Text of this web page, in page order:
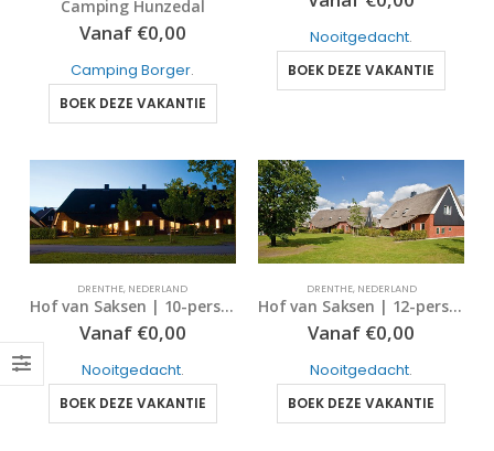
out of 5
Camping Hunzedal
Vanaf €0,00
Camping Borger.
BOEK DEZE VAKANTIE
Nooitgedacht.
BOEK DEZE VAKANTIE
DRENTHE, NEDERLAND
Hof van Saksen | 10-persoons boerderij – luxe | Type 10L | Nooitgedacht, Drenthe
Vanaf €0,00
Nooitgedacht.
BOEK DEZE VAKANTIE
DRENTHE, NEDERLAND
Hof van Saksen | 12-persoons boerderij – comfort | Type 12C | Nooitgedacht, Drenthe
Vanaf €0,00
Nooitgedacht.
BOEK DEZE VAKANTIE